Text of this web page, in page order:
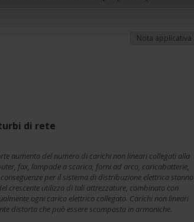
Nota applicativa
di rete
aumento del numero di carichi non lineari collegati alla
fax, lampade a scarica, forni ad arco, caricabatterie,
per il sistema di distribuzione elettrica stanno
crescente utilizzo di tali attrezzature, combinato con
ogni carico elettrico collegato. Carichi non lineari
distorta che può essere scomposta in armoniche.